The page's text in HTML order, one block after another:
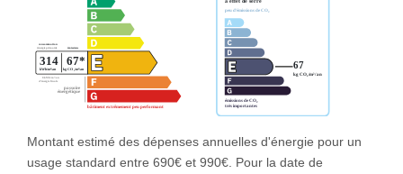
Montant estimé des dépenses annuelles d'énergie pour un
usage standard entre 690€ et 990€. Pour la date de